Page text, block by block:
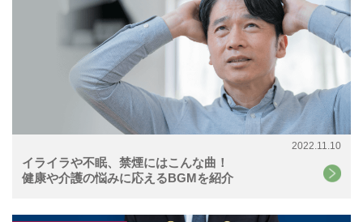
2022.11.10
イライラや不眠、禁煙にはこんな曲！
健康や介護の悩みに応えるBGMを紹介